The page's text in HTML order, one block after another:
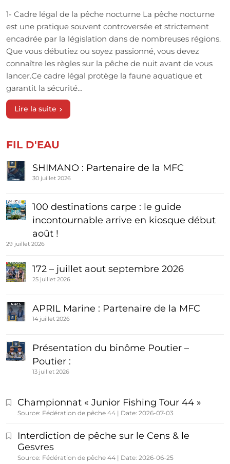
1- Cadre légal de la pêche nocturne La pêche nocturne
est une pratique souvent controversée et strictement
encadrée par la législation dans de nombreuses régions.
Que vous débutiez ou soyez passionné, vous devez
connaître les règles sur la pêche de nuit avant de vous
lancer.Ce cadre légal protège la faune aquatique et
garantit la sécurité…
Lire la suite
FIL D'EAU
SHIMANO : Partenaire de la MFC
30 juillet 2026
100 destinations carpe : le guide
incontournable arrive en kiosque début
août !
29 juillet 2026
172 – juillet aout septembre 2026
25 juillet 2026
APRIL Marine : Partenaire de la MFC
14 juillet 2026
Présentation du binôme Poutier –
Poutier :
13 juillet 2026
Championnat « Junior Fishing Tour 44 »
Source: Fédération de pêche 44 Date: 2026-07-03
Interdiction de pêche sur le Cens & le
Gesvres
Source: Fédération de pêche 44 Date: 2026-06-25